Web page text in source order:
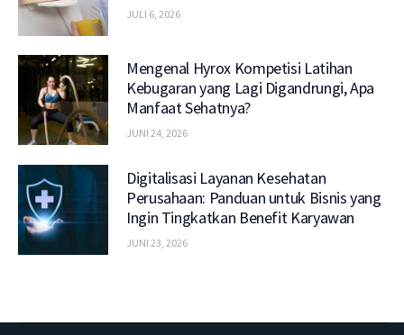
JULI 6, 2026
Mengenal Hyrox Kompetisi Latihan
Kebugaran yang Lagi Digandrungi, Apa
Manfaat Sehatnya?
JUNI 24, 2026
Digitalisasi Layanan Kesehatan
Perusahaan: Panduan untuk Bisnis yang
Ingin Tingkatkan Benefit Karyawan
JUNI 23, 2026